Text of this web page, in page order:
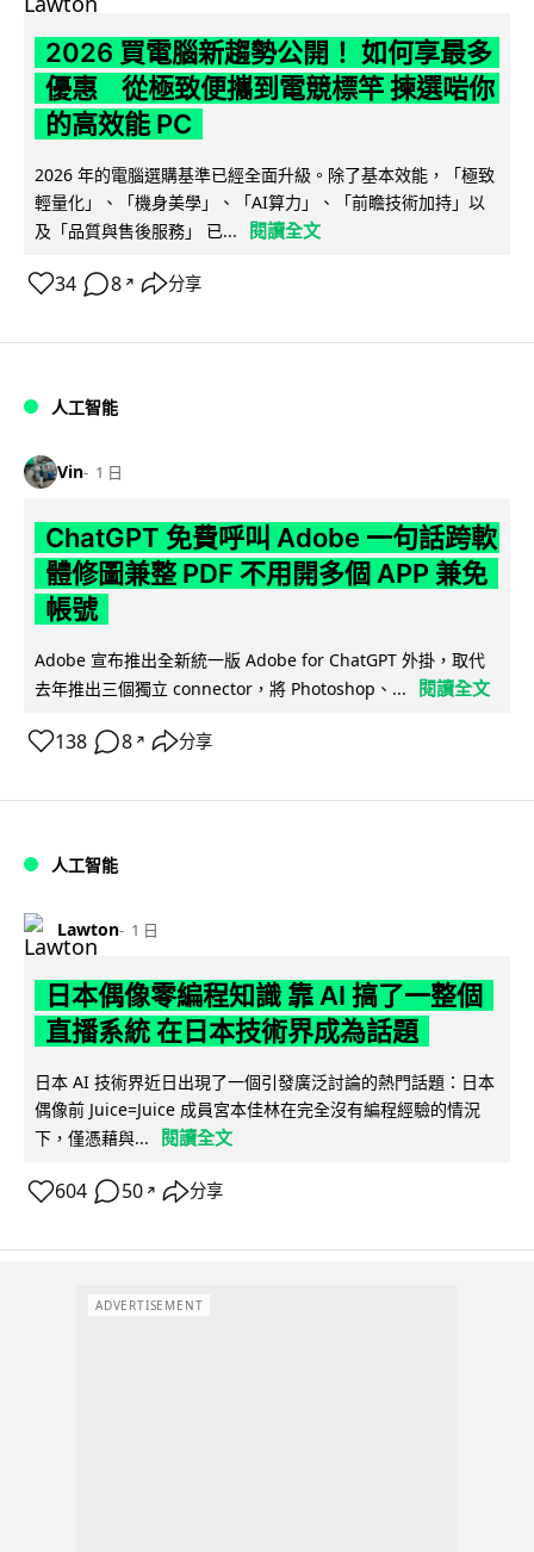
2026 買電腦新趨勢公開！ 如何享最多
優惠 從極致便攜到電競標竿 揀選啱你
的高效能 PC
2026 年的電腦選購基準已經全面升級。除了基本效能，「極致
輕量化」、「機身美學」、「AI算力」、「前瞻技術加持」以
及「品質與售後服務」 已...
閱讀全文
34 8 ↗ 分享
人工智能
Vin 1 日
ChatGPT 免費呼叫 Adobe 一句話跨軟
體修圖兼整 PDF 不用開多個 APP 兼免
帳號
Adobe 宣布推出全新統一版 Adobe for ChatGPT 外掛，取代
去年推出三個獨立 connector，將 Photoshop、...
閱讀全文
138 8 ↗ 分享
人工智能
Lawton 1 日
日本偶像零編程知識 靠 AI 搞了一整個
直播系統 在日本技術界成為話題
日本 AI 技術界近日出現了一個引發廣泛討論的熱門話題：日本
偶像前 Juice=Juice 成員宮本佳林在完全沒有編程經驗的情況
下，僅憑藉與...
閱讀全文
604 50 ↗ 分享
ADVERTISEMENT